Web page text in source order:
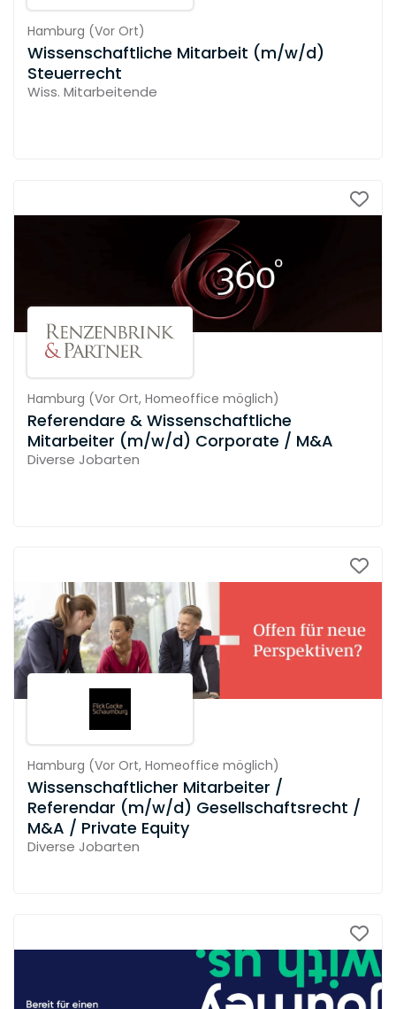
Hamburg (Vor Ort)
Wissenschaftliche Mitarbeit (m/w/d)
Steuerrecht
Wiss. Mitarbeitende
Hamburg (Vor Ort, Homeoffice möglich)
Referendare & Wissenschaftliche
Mitarbeiter (m/w/d) Corporate / M&A
Diverse Jobarten
Hamburg (Vor Ort, Homeoffice möglich)
Wissenschaftlicher Mitarbeiter /
Referendar (m/w/d) Gesellschaftsrecht /
M&A / Private Equity
Diverse Jobarten